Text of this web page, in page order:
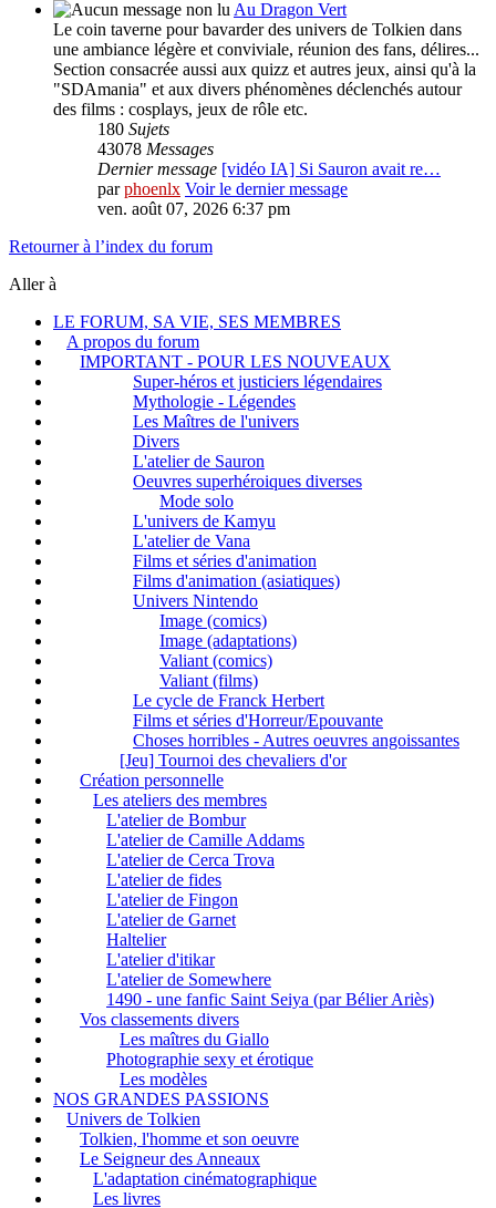
Au Dragon Vert
Le coin taverne pour bavarder des univers de Tolkien dans
une ambiance légère et conviviale, réunion des fans, délires...
Section consacrée aussi aux quizz et autres jeux, ainsi qu'à la
"SDAmania" et aux divers phénomènes déclenchés autour
des films : cosplays, jeux de rôle etc.
180 Sujets
43078 Messages
Dernier message [vidéo IA] Si Sauron avait re…
parphoenlx Voir le dernier message
ven. août 07, 2026 6:37 pm
Retourner à l’index du forum
Aller à
LE FORUM, SA VIE, SES MEMBRES
A propos du forum
IMPORTANT - POUR LES NOUVEAUX
Super-héros et justiciers légendaires
Mythologie - Légendes
Les Maîtres de l'univers
Divers
L'atelier de Sauron
Oeuvres superhéroiques diverses
Mode solo
L'univers de Kamyu
L'atelier de Vana
Films et séries d'animation
Films d'animation (asiatiques)
Univers Nintendo
Image (comics)
Image (adaptations)
Valiant (comics)
Valiant (films)
Le cycle de Franck Herbert
Films et séries d'Horreur/Epouvante
Choses horribles - Autres oeuvres angoissantes
[Jeu] Tournoi des chevaliers d'or
Création personnelle
Les ateliers des membres
L'atelier de Bombur
L'atelier de Camille Addams
L'atelier de Cerca Trova
L'atelier de fides
L'atelier de Fingon
L'atelier de Garnet
Haltelier
L'atelier d'itikar
L'atelier de Somewhere
1490 - une fanfic Saint Seiya (par Bélier Ariès)
Vos classements divers
Les maîtres du Giallo
Photographie sexy et érotique
Les modèles
NOS GRANDES PASSIONS
Univers de Tolkien
Tolkien, l'homme et son oeuvre
Le Seigneur des Anneaux
L'adaptation cinématographique
Les livres